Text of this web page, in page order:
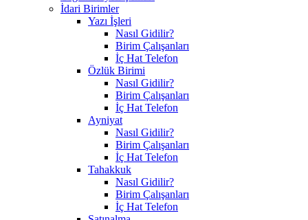
İdari Birimler
Yazı İşleri
Nasıl Gidilir?
Birim Çalışanları
İç Hat Telefon
Özlük Birimi
Nasıl Gidilir?
Birim Çalışanları
İç Hat Telefon
Ayniyat
Nasıl Gidilir?
Birim Çalışanları
İç Hat Telefon
Tahakkuk
Nasıl Gidilir?
Birim Çalışanları
İç Hat Telefon